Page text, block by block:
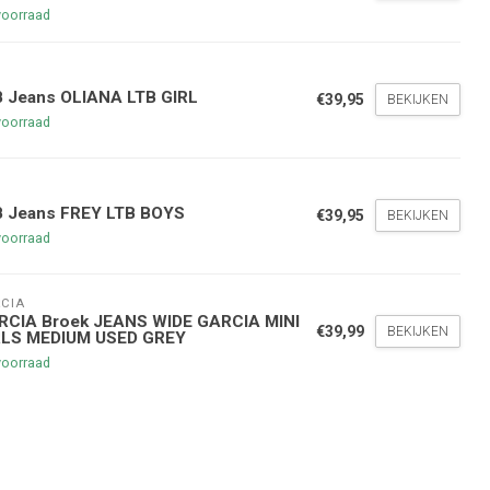
Jeans OLIANA LTB GIRL €39,95 BEKIJKEN
Jeans FREY LTB BOYS €39,95 BEKIJKEN
Broek JEANS WIDE GARCIA MINI
MEDIUM USED GREY
€39,99 BEKIJKEN
bestelling
te blijven over onze
Inschrijven